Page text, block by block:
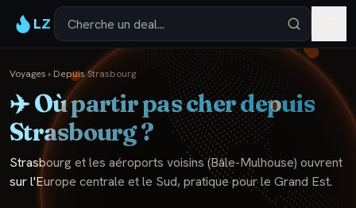
LZ
Voyages › DepuisStrasbourg
✈️ Où partir pas cher depuis
Strasbourg?
Strasbourg et les aéroports voisins (Bâle-Mulhouse) ouvrent
sur l'Europe centrale et le Sud, pratique pour le Grand Est.